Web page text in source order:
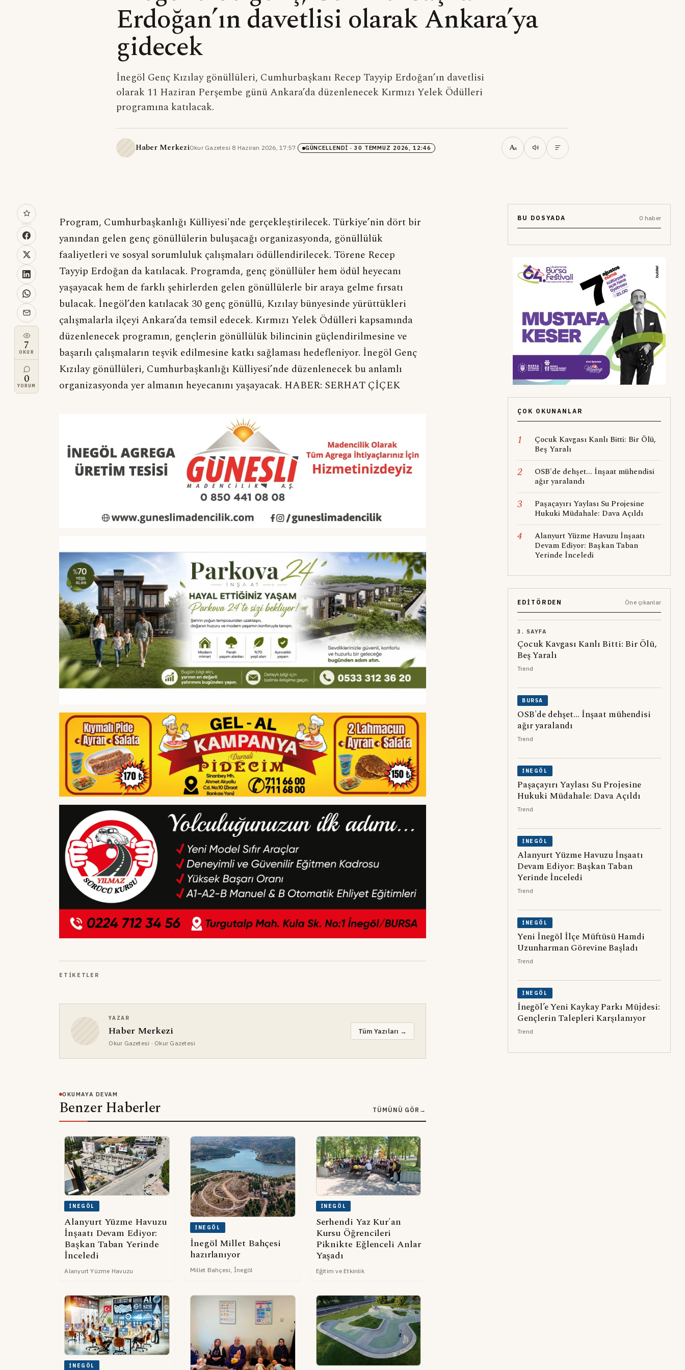
Erdoğan’ın davetlisi olarak Ankara’ya
gidecek
İnegöl Genç Kızılay gönüllüleri, Cumhurbaşkanı Recep Tayyip Erdoğan’ın davetlisi
olarak 11 Haziran Perşembe günü Ankara’da düzenlenecek Kırmızı Yelek Ödülleri
programına katılacak.
Haber MerkeziOkur Gazetesi·8 Haziran 2026, 17:57· GÜNCELLENDI · 30 TEMMUZ 2026, 12:46 Aa
7
OKUR
0
YORUM
Program, Cumhurbaşkanlığı Külliyesi'nde gerçekleştirilecek. Türkiye’nin dört bir
yanından gelen genç gönüllülerin buluşacağı organizasyonda, gönüllülük
faaliyetleri ve sosyal sorumluluk çalışmaları ödüllendirilecek. Törene Recep
Tayyip Erdoğan da katılacak. Programda, genç gönüllüler hem ödül heyecanı
yaşayacak hem de farklı şehirlerden gelen gönüllülerle bir araya gelme fırsatı
bulacak. İnegöl’den katılacak 30 genç gönüllü, Kızılay bünyesinde yürüttükleri
çalışmalarla ilçeyi Ankara’da temsil edecek. Kırmızı Yelek Ödülleri kapsamında
düzenlenecek programın, gençlerin gönüllülük bilincinin güçlendirilmesine ve
başarılı çalışmaların teşvik edilmesine katkı sağlaması hedefleniyor. İnegöl Genç
Kızılay gönüllüleri, Cumhurbaşkanlığı Külliyesi’nde düzenlenecek bu anlamlı
organizasyonda yer almanın heyecanını yaşayacak. HABER: SERHAT ÇİÇEK
ETIKETLER
YAZAR
Haber Merkezi
Okur Gazetesi · Okur Gazetesi
Tüm Yazıları →
OKUMAYA DEVAM
Benzer Haberler TÜMÜNÜ GÖR →
İNEGÖL
Alanyurt Yüzme Havuzu
İnşaatı Devam Ediyor:
Başkan Taban Yerinde
İnceledi
Alanyurt Yüzme Havuzu
İNEGÖL
İnegöl Millet Bahçesi
hazırlanıyor
Millet Bahçesi, İnegöl
İNEGÖL
Serhendi Yaz Kur'an
Kursu Öğrencileri
Piknikte Eğlenceli Anlar
Yaşadı
Eğitim ve Etkinlik
İNEGÖL
BU DOSYADA 0 haber
ÇOK OKUNANLAR
1
Çocuk Kavgası Kanlı Bitti: Bir Ölü,
Beş Yaralı
2
OSB'de dehşet... İnşaat mühendisi
ağır yaralandı
3
Paşaçayırı Yaylası Su Projesine
Hukuki Müdahale: Dava Açıldı
4
Alanyurt Yüzme Havuzu İnşaatı
Devam Ediyor: Başkan Taban
Yerinde İnceledi
EDITÖRDEN Öne çıkanlar
3. SAYFA
Çocuk Kavgası Kanlı Bitti: Bir Ölü,
Beş Yaralı
Trend
BURSA
OSB'de dehşet... İnşaat mühendisi
ağır yaralandı
Trend
İNEGÖL
Paşaçayırı Yaylası Su Projesine
Hukuki Müdahale: Dava Açıldı
Trend
İNEGÖL
Alanyurt Yüzme Havuzu İnşaatı
Devam Ediyor: Başkan Taban
Yerinde İnceledi
Trend
İNEGÖL
Yeni İnegöl İlçe Müftüsü Hamdi
Uzunharman Görevine Başladı
Trend
İNEGÖL
İnegöl’e Yeni Kaykay Parkı Müjdesi:
Gençlerin Talepleri Karşılanıyor
Trend